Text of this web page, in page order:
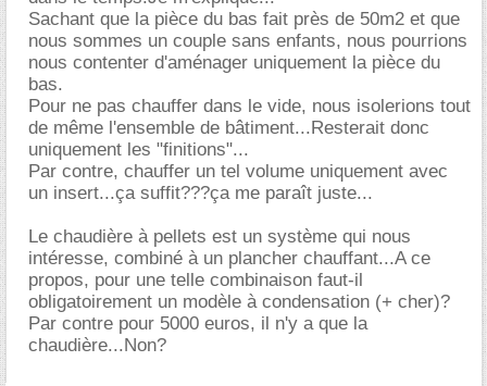
Sachant que la pièce du bas fait près de 50m2 et que
nous sommes un couple sans enfants, nous pourrions
nous contenter d'aménager uniquement la pièce du
bas.
Pour ne pas chauffer dans le vide, nous isolerions tout
de même l'ensemble de bâtiment...Resterait donc
uniquement les "finitions"...
Par contre, chauffer un tel volume uniquement avec
un insert...ça suffit???ça me paraît juste...
Le chaudière à pellets est un système qui nous
intéresse, combiné à un plancher chauffant...A ce
propos, pour une telle combinaison faut-il
obligatoirement un modèle à condensation (+ cher)?
Par contre pour 5000 euros, il n'y a que la
chaudière...Non?